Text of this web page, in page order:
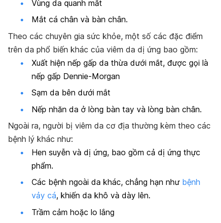
Vùng da quanh mắt
Mắt cá chân và bàn chân.
Theo các chuyên gia sức khỏe, một số các đặc điểm
trên da phổ biến khác của viêm da dị ứng bao gồm:
Xuất hiện nếp gấp da thừa dưới mắt, được gọi là
nếp gấp Dennie-Morgan
Sạm da bên dưới mắt
Nếp nhăn da ở lòng bàn tay và lòng bàn chân.
Ngoài ra, người bị viêm da cơ địa thường kèm theo các
bệnh lý khác như:
Hen suyễn và dị ứng, bao gồm cả dị ứng thực
phẩm.
Các bệnh ngoài da khác, chẳng hạn như bệnh
vảy cá, khiến da khô và dày lên.
Trầm cảm hoặc lo lắng